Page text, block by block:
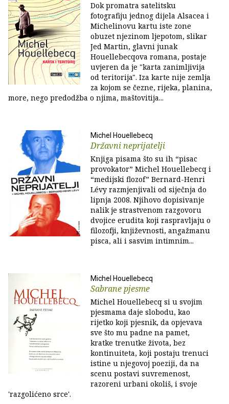
Dok promatra satelitsku
fotografiju jednog dijela Alsacea i
Michelinovu kartu iste zone
obuzet njezinom ljepotom, slikar
Jed Martin, glavni junak
Houellebecqova romana, postaje
uvjeren da je "karta zanimljivija
od teritorija". Iza karte nije zemlja
za kojom se čezne, rijeka, planina,
more, nego predodžba o njima, maštovitija...
Michel Houellebecq
Državni neprijatelji
Knjiga pisama što su ih “pisac
provokator” Michel Houellebecq i
“medijski flozof” Bernard-Henri
Lévy razmjenjivali od siječnja do
lipnja 2008. Njihovo dopisivanje
nalik je strastvenom razgovoru
dvojice erudita koji raspravljaju o
filozofji, književnosti, angažmanu
pisca, ali i sasvim intimnim...
Michel Houellebecq
Sabrane pjesme
Michel Houellebecq si u svojim
pjesmama daje slobodu, kao
rijetko koji pjesnik, da opjevava
sve što mu padne na pamet,
kratke trenutke života, bez
kontinuiteta, koji postaju trenuci
istine u njegovoj poeziji, da na
scenu postavi suvremenost,
razoreni urbani okoliš, i svoje
'razgolićeno srce'.